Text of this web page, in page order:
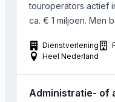
touroperators actief
ca. € 1 miljoen. Men
niet relevant.
Dienstverlening
Heel Nederland
Administratie- of